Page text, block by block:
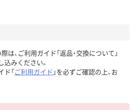
は、ご利用ガイド「返品・交換について」
込みください。
ド「ご利用ガイド 」を必ずご確認の上、お